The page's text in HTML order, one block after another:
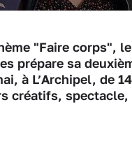
"Faire corps", le
prépare sa
à L’Archipel, de
créatifs, spectacle,